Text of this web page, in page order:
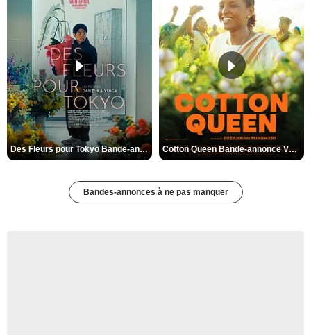
Des Fleurs pour Tokyo Bande-annonce VO STFR Cotton Queen Bande-annonce VO STFR
Bandes-annonces à ne pas manquer